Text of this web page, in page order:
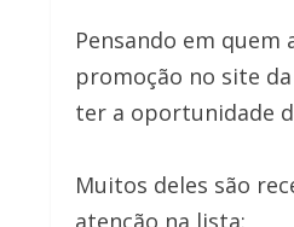
Pensando em
promoção no site
ter a oportunidade
Muitos deles são
atenção na lista: